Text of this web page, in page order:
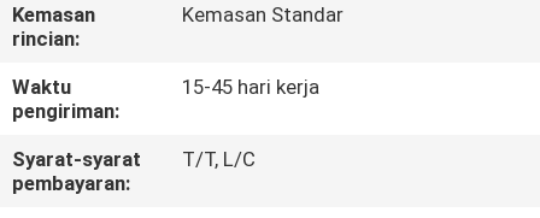
HUBUNGI
KAMI
BERITA
Kemasan
rincian:
Kemasan Standar
Waktu
pengiriman:
15-45 hari kerja
Syarat-syarat
pembayaran:
T/T, L/C